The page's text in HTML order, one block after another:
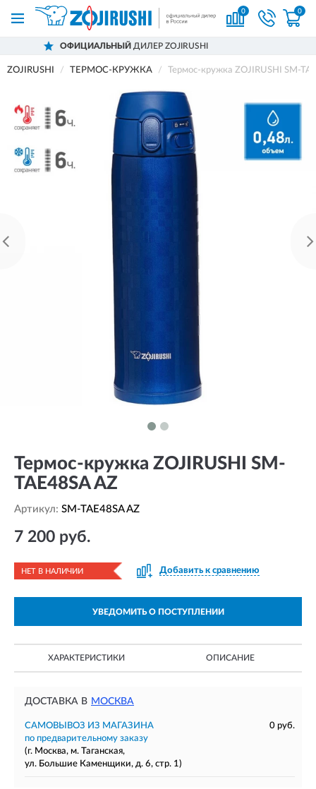
0 0
ДИЛЕР ZOJIRUSHI
ZOJIRUSHI ТЕРМОС-КРУЖКА Термос-кружка ZOJIRUSHI SM-
Термос-кружка ZOJIRUSHI SM-
TAE48SA AZ
Артикул: SM-TAE48SA AZ
7 200 руб.
НЕТ В НАЛИЧИИ Добавить к сравнению
УВЕДОМИТЬ О ПОСТУПЛЕНИИ
ХАРАКТЕРИСТИКИ ОПИСАНИЕ
ДОСТАВКА В МОСКВА
САМОВЫВОЗ ИЗ МАГАЗИНА
0 руб.
по предварительному заказу
(г. Москва, м. Таганская,
ул. Большие Каменщики, д. 6, стр. 1)